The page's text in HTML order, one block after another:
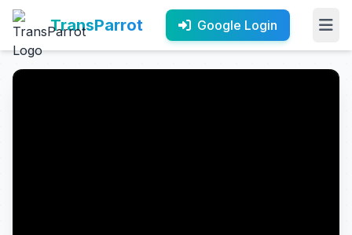
TransParrot Google Login